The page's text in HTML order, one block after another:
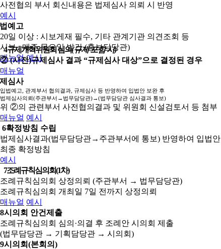
사전협의 부서 회신내용은 법제심사 의뢰 시 반영
예시
예고
20일 이상 : 시보게재 필수, 기타 관계기관 의견조회 등
시보 : 매주 목요일 발간 (홍보담당관)
매뉴얼 예시
4규제개혁위원회 심의(규제 포함 시)
② (사전)규제심사 결과 “규제심사 대상”으로 결정된 경우
매뉴얼
심사
입법예고, 관계부서 협의결과, 규제심사 등 반영하여 입법안 보완 후
법제심사의뢰(주관부서→법무담당관)→(법무담당관 심사결과 통보)
위 ②의 관련부서 사전협의결과 및 위원회 신설검토서 등 첨부
매뉴얼 예시
6확정방침 수립
법제심사결과(법무담당관→주관부서에 통보) 반영하여 입법안
최종 확정방침
예시
7조례규칙심의회(1차)
조례규칙심의회 상정의뢰 (주관부서 → 법무담당관)
조례규칙심의회 개최일 7일 전까지 상정의뢰
매뉴얼 예시
8시의회 안건제출
조례규칙심의회 심의·의결 후 조례안 시의회 제출
(법무담당관 → 기획담당관 → 시의회)
9시의회(본회의)